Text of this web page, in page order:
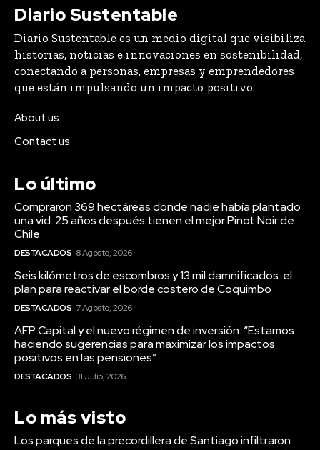
Diario Sustentable
Diario Sustentable es un medio digital que visibiliza
historias, noticias e innovaciones en sostenibilidad,
conectando a personas, empresas y emprendedores
que están impulsando un impacto positivo.
About us
Contact us
Lo último
Compraron 369 hectáreas donde nadie había plantado
una vid: 25 años después tienen el mejor Pinot Noir de
Chile
DESTACADOS 8 Agosto, 2026
Seis kilómetros de escombros y 13 mil damnificados: el
plan para reactivar el borde costero de Coquimbo
DESTACADOS 7 Agosto, 2026
AFP Capital y el nuevo régimen de inversión: “Estamos
haciendo sugerencias para maximizar los impactos
positivos en las pensiones”
DESTACADOS 31 Julio, 2026
Lo más visto
Los parques de la precordillera de Santiago infiltraron